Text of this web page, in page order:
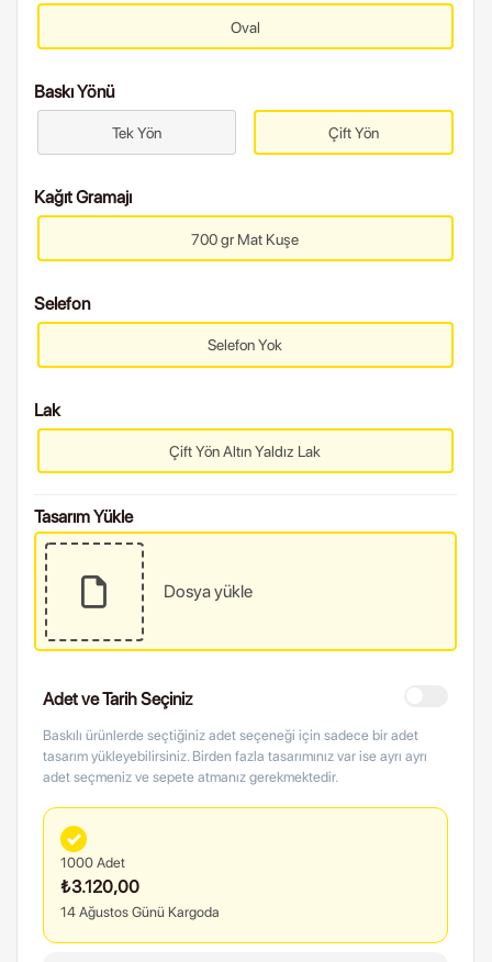
Oval
Baskı Yönü
Tek Yön Çift Yön
Kağıt Gramajı
700 gr Mat Kuşe
Selefon
Selefon Yok
Lak
Çift Yön Altın Yaldız Lak
Tasarım Yükle
Dosya yükle
Adet ve Tarih Seçiniz
Baskılı ürünlerde seçtiğiniz adet seçeneği için sadece bir adet
tasarım yükleyebilirsiniz. Birden fazla tasarımınız var ise ayrı ayrı
adet seçmeniz ve sepete atmanız gerekmektedir.
1000 Adet
₺3.120,00
14 Ağustos Günü Kargoda